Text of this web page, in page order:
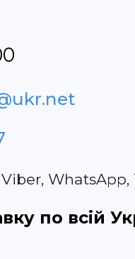
Viber,
по всій